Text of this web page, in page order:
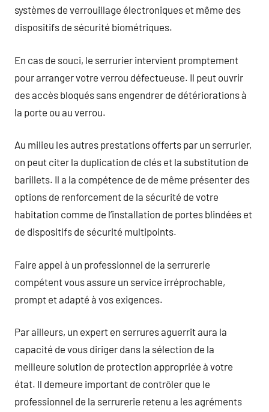
systèmes de verrouillage électroniques et même des
dispositifs de sécurité biométriques.
En cas de souci, le serrurier intervient promptement
pour arranger votre verrou défectueuse. Il peut ouvrir
des accès bloqués sans engendrer de détériorations à
la porte ou au verrou.
Au milieu les autres prestations offerts par un serrurier,
on peut citer la duplication de clés et la substitution de
barillets. Il a la compétence de de même présenter des
options de renforcement de la sécurité de votre
habitation comme de l’installation de portes blindées et
de dispositifs de sécurité multipoints.
Faire appel à un professionnel de la serrurerie
compétent vous assure un service irréprochable,
prompt et adapté à vos exigences.
Par ailleurs, un expert en serrures aguerrit aura la
capacité de vous diriger dans la sélection de la
meilleure solution de protection appropriée à votre
état. Il demeure important de contrôler que le
professionnel de la serrurerie retenu a les agréments